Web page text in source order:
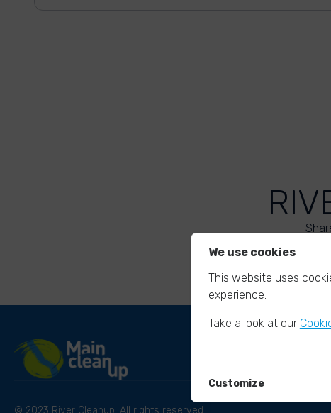
© 2023 River Cleanup. All rights reserved.
We use cookies
This website uses
experience.
Take a look at our
Customize